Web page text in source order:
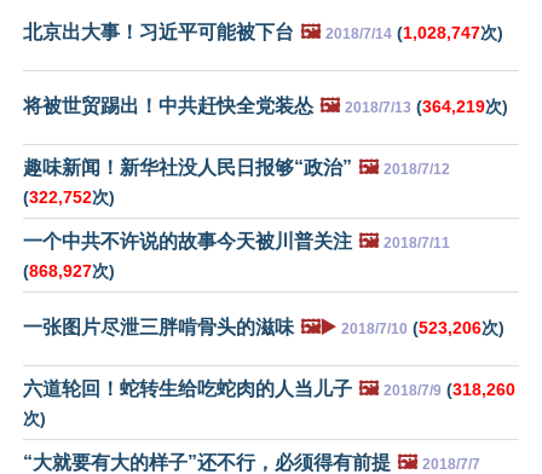
北京出大事！习近平可能被下台 🖼️ 2018/7/14 (1,028,747次)
将被世贸踢出！中共赶快全党装怂 🖼️ 2018/7/13 (364,219次)
趣味新闻！新华社没人民日报够“政治” 🖼️ 2018/7/12
(322,752次)
一个中共不许说的故事今天被川普关注 🖼️ 2018/7/11
(868,927次)
一张图片尽泄三胖啃骨头的滋味 🖼️▶️ 2018/7/10 (523,206次)
六道轮回！蛇转生给吃蛇肉的人当儿子 🖼️ 2018/7/9 (318,260
次)
“大就要有大的样子”还不行，必须得有前提 🖼️ 2018/7/7